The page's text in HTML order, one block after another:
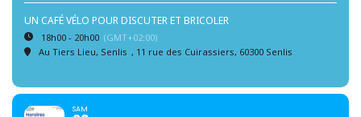
UN CAFÉ VÉLO POUR DISCUTER ET BRICOLER
18h00 - 20h00 (GMT+02:00)
Au Tiers Lieu, Senlis , 11 rue des Cuirassiers, 60300 Senlis
SAM